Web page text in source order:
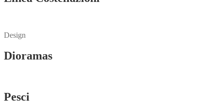
Design
Dioramas
Pesci